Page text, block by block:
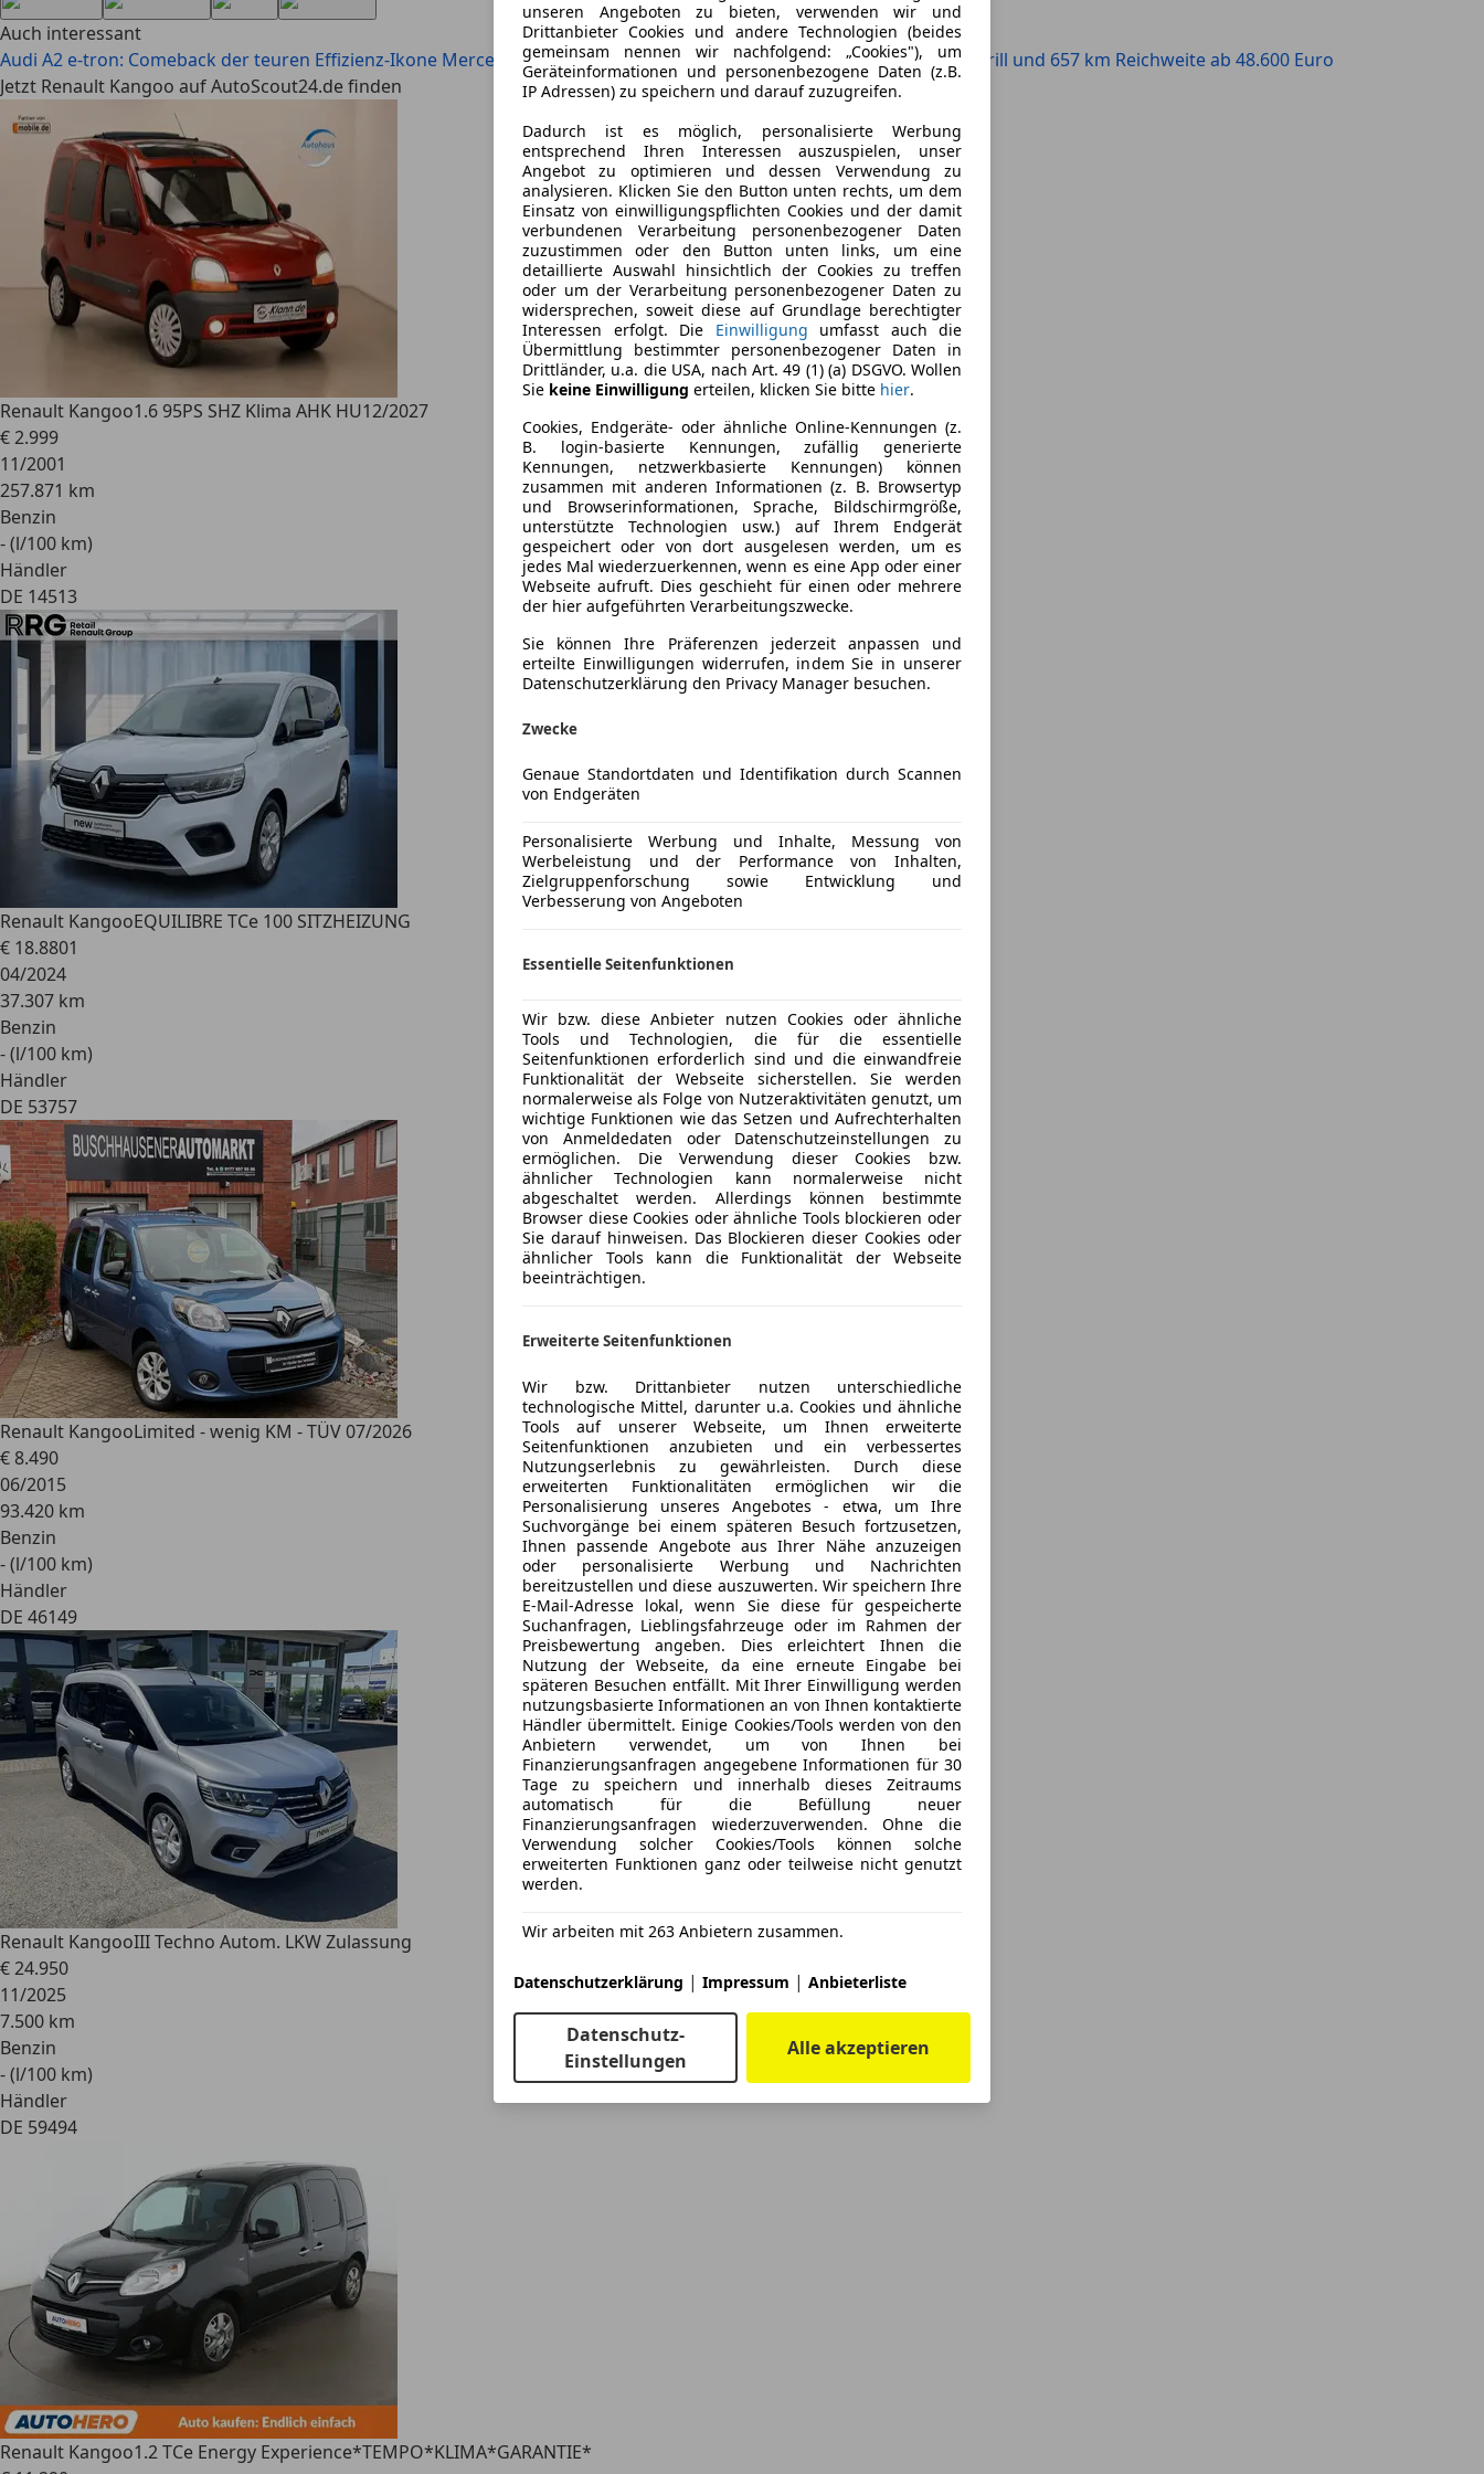
unseren Angeboten zu bieten, verwenden wir und
Drittanbieter Cookies und andere Technologien (beides
gemeinsam nennen wir nachfolgend: „Cookies"), um
Geräteinformationen und personenbezogene Daten (z.B.
IP Adressen) zu speichern und darauf zuzugreifen.
Dadurch ist es möglich, personalisierte Werbung
entsprechend Ihren Interessen auszuspielen, unser
Angebot zu optimieren und dessen Verwendung zu
analysieren. Klicken Sie den Button unten rechts, um dem
Einsatz von einwilligungspflichten Cookies und der damit
verbundenen Verarbeitung personenbezogener Daten
zuzustimmen oder den Button unten links, um eine
detaillierte Auswahl hinsichtlich der Cookies zu treffen
oder um der Verarbeitung personenbezogener Daten zu
widersprechen, soweit diese auf Grundlage berechtigter
Interessen erfolgt. Die Einwilligung umfasst auch die
Übermittlung bestimmter personenbezogener Daten in
Drittländer, u.a. die USA, nach Art. 49 (1) (a) DSGVO. Wollen
Sie keine Einwilligung erteilen, klicken Sie bitte hier.
Cookies, Endgeräte- oder ähnliche Online-Kennungen (z.
B. login-basierte Kennungen, zufällig generierte
Kennungen, netzwerkbasierte Kennungen) können
zusammen mit anderen Informationen (z. B. Browsertyp
und Browserinformationen, Sprache, Bildschirmgröße,
unterstützte Technologien usw.) auf Ihrem Endgerät
gespeichert oder von dort ausgelesen werden, um es
jedes Mal wiederzuerkennen, wenn es eine App oder einer
Webseite aufruft. Dies geschieht für einen oder mehrere
der hier aufgeführten Verarbeitungszwecke.
Sie können Ihre Präferenzen jederzeit anpassen und
erteilte Einwilligungen widerrufen, indem Sie in unserer
Datenschutzerklärung den Privacy Manager besuchen.
Zwecke
Genaue Standortdaten und Identifikation durch Scannen
von Endgeräten
Personalisierte Werbung und Inhalte, Messung von
Werbeleistung und der Performance von Inhalten,
Zielgruppenforschung sowie Entwicklung und
Verbesserung von Angeboten
Essentielle Seitenfunktionen
Wir bzw. diese Anbieter nutzen Cookies oder ähnliche
Tools und Technologien, die für die essentielle
Seitenfunktionen erforderlich sind und die einwandfreie
Funktionalität der Webseite sicherstellen. Sie werden
normalerweise als Folge von Nutzeraktivitäten genutzt, um
wichtige Funktionen wie das Setzen und Aufrechterhalten
von Anmeldedaten oder Datenschutzeinstellungen zu
ermöglichen. Die Verwendung dieser Cookies bzw.
ähnlicher Technologien kann normalerweise nicht
abgeschaltet werden. Allerdings können bestimmte
Browser diese Cookies oder ähnliche Tools blockieren oder
Sie darauf hinweisen. Das Blockieren dieser Cookies oder
ähnlicher Tools kann die Funktionalität der Webseite
beeinträchtigen.
Erweiterte Seitenfunktionen
Wir bzw. Drittanbieter nutzen unterschiedliche
technologische Mittel, darunter u.a. Cookies und ähnliche
Tools auf unserer Webseite, um Ihnen erweiterte
Seitenfunktionen anzubieten und ein verbessertes
Nutzungserlebnis zu gewährleisten. Durch diese
erweiterten Funktionalitäten ermöglichen wir die
Personalisierung unseres Angebotes - etwa, um Ihre
Suchvorgänge bei einem späteren Besuch fortzusetzen,
Ihnen passende Angebote aus Ihrer Nähe anzuzeigen
oder personalisierte Werbung und Nachrichten
bereitzustellen und diese auszuwerten. Wir speichern Ihre
E-Mail-Adresse lokal, wenn Sie diese für gespeicherte
Suchanfragen, Lieblingsfahrzeuge oder im Rahmen der
Preisbewertung angeben. Dies erleichtert Ihnen die
Nutzung der Webseite, da eine erneute Eingabe bei
späteren Besuchen entfällt. Mit Ihrer Einwilligung werden
nutzungsbasierte Informationen an von Ihnen kontaktierte
Händler übermittelt. Einige Cookies/Tools werden von den
Anbietern verwendet, um von Ihnen bei
Finanzierungsanfragen angegebene Informationen für 30
Tage zu speichern und innerhalb dieses Zeitraums
automatisch für die Befüllung neuer
Finanzierungsanfragen wiederzuverwenden. Ohne die
Verwendung solcher Cookies/Tools können solche
erweiterten Funktionen ganz oder teilweise nicht genutzt
werden.
Wir arbeiten mit 263 Anbietern zusammen.
Datenschutzerklärung | Impressum | Anbieterliste
Datenschutz-
Einstellungen
Alle akzeptieren
Auch interessant
Audi A2 e-tron: Comeback der teuren Effizienz-Ikone Mercedes-Benz GLA (2026): Elektrische 800-Volt-Power, Sternen-Grill und 657 km Reichweite ab 48.600 Euro
Jetzt Renault Kangoo auf AutoScout24.de finden
Renault Kangoo1.6 95PS SHZ Klima AHK HU12/2027
€ 2.999
11/2001
257.871 km
Benzin
- (l/100 km)
Händler
DE 14513
Renault KangooEQUILIBRE TCe 100 SITZHEIZUNG
€ 18.8801
04/2024
37.307 km
Benzin
- (l/100 km)
Händler
DE 53757
Renault KangooLimited - wenig KM - TÜV 07/2026
€ 8.490
06/2015
93.420 km
Benzin
- (l/100 km)
Händler
DE 46149
Renault KangooIII Techno Autom. LKW Zulassung
€ 24.950
11/2025
7.500 km
Benzin
- (l/100 km)
Händler
DE 59494
Renault Kangoo1.2 TCe Energy Experience*TEMPO*KLIMA*GARANTIE*